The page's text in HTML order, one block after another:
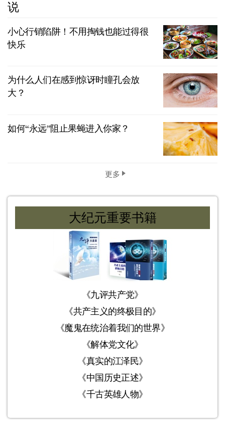
说
小心行销陷阱！不用掏钱也能过得很
快乐
为什么人们在感到惊讶时瞳孔会放
大？
如何“永远”阻止果蝇进入你家？
更多
大纪元重要书籍
《九评共产党》
《共产主义的终极目的》
《魔鬼在统治着我们的世界》
《解体党文化》
《真实的江泽民》
《中国历史正述》
《千古英雄人物》